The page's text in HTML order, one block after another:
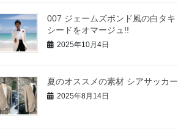
007 ジェームズボンド風の白タキ
シードをオマージュ!!
2025年10月4日
夏のオススメの素材 シアサッカー
2025年8月14日